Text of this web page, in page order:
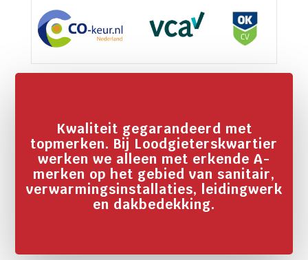
Kwaliteit gegarandeerd met
topmerken. Bij Loodgieterskwartier
werken we alleen met erkende A-
merken op het gebied van sanitair,
verwarmingsinstallaties, leidingwerk
en dakbedekking.